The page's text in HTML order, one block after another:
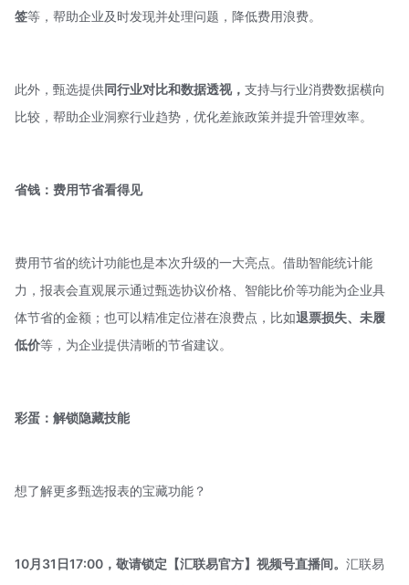
签等，帮助企业及时发现并处理问题，降低费用浪费。
此外，甄选提供同行业对比和数据透视， 支持与行业消费数据横向
比较，帮助企业洞察行业趋势，优化差旅政策并提升管理效率。
省钱：费用节省看得见
费用节省的统计功能也是本次升级的一大亮点。借助智能统计能
力，报表会直观展示通过甄选协议价格、智能比价等功能为企业具
体节省的金额；也可以精准定位潜在浪费点，比如退票损失、未履
低价等，为企业提供清晰的节省建议。
彩蛋：解锁隐藏技能
想了解更多甄选报表的宝藏功能？
10月31日17:00，敬请锁定【汇联易官方】视频号直播间。 汇联易